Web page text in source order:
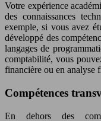
Votre expérience
des connaissances
exemple, si vous avez
développé des
langages de
comptabilité, vous
financière ou en analyse
Compétences
En dehors des